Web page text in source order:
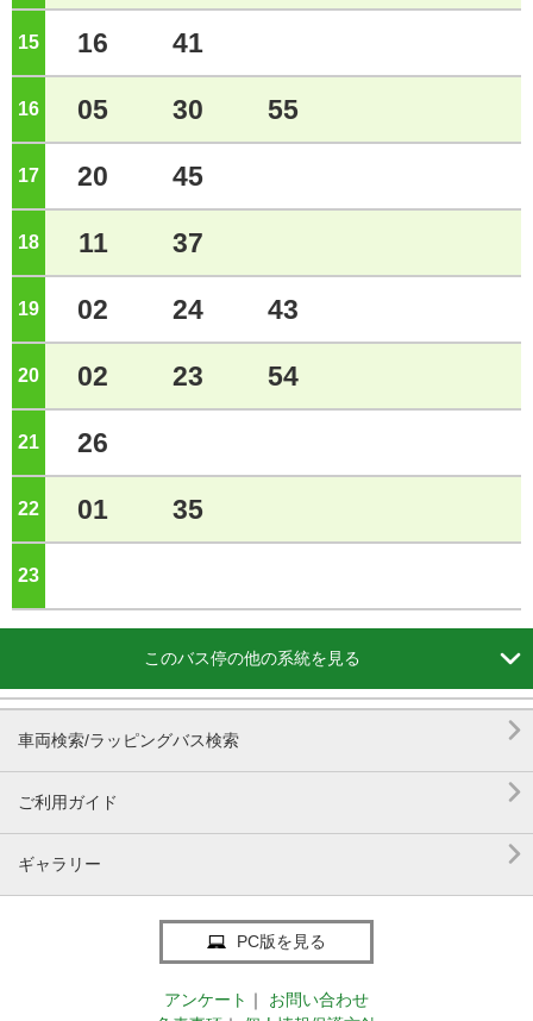
15 16 41
16 05 30 55
17 20 45
18 11 37
19 02 24 43
20 02 23 54
21 26
22 01 35
23
このバス停の他の系統を見る 
車両検索/ラッピングバス検索 
ご利用ガイド 
ギャラリー 
PC版を見る
アンケート ｜
お問い合わせ